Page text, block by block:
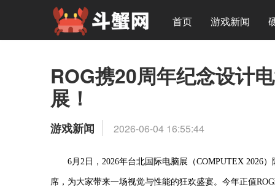
首页 游戏新闻
ROG携20周年纪念设计
展！
游戏新闻 2026-06-04 16:55:44
6月2日，2026年台北国际电脑展（COMPUTEX 2026
席，为大家带来一场视觉与性能的狂欢盛宴。今年正值